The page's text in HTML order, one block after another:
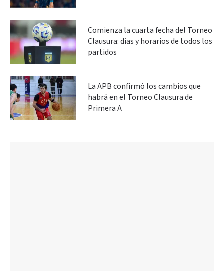
Comienza la cuarta fecha del Torneo
Clausura: días y horarios de todos los
partidos
La APB confirmó los cambios que
habrá en el Torneo Clausura de
Primera A